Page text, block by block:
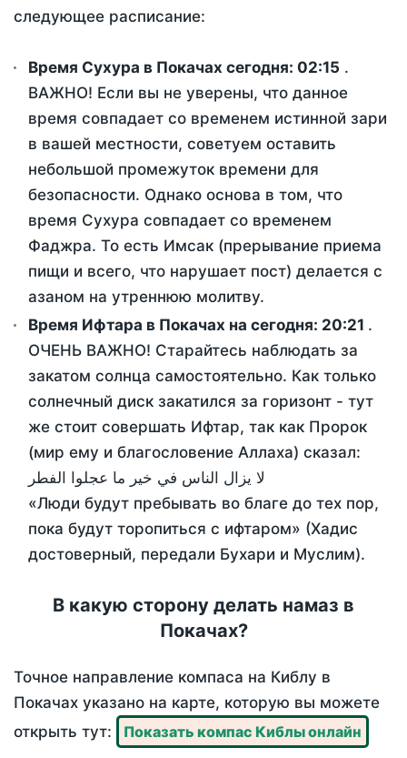
следующее расписание:
Время Сухура в Покачах сегодня: 02:15 .
ВАЖНО! Если вы не уверены, что данное
время совпадает со временем истинной зари
в вашей местности, советуем оставить
небольшой промежуток времени для
безопасности. Однако основа в том, что
время Сухура совпадает со временем
Фаджра. То есть Имсак (прерывание приема
пищи и всего, что нарушает пост) делается с
азаном на утреннюю молитву.
Время Ифтара в Покачах на сегодня: 20:21 .
ОЧЕНЬ ВАЖНО! Старайтесь наблюдать за
закатом солнца самостоятельно. Как только
солнечный диск закатился за горизонт - тут
же стоит совершать Ифтар, так как Пророк
(мир ему и благословение Аллаха) сказал:
لا يزال الناس في خير ما عجلوا الفطر
«Люди будут пребывать во благе до тех пор,
пока будут торопиться с ифтаром» (Хадис
достоверный, передали Бухари и Муслим).
В какую сторону делать намаз в
Покачах?
Точное направление компаса на Киблу в
Покачах указано на карте, которую вы можете
открыть тут:
Показать компас Киблы онлайн